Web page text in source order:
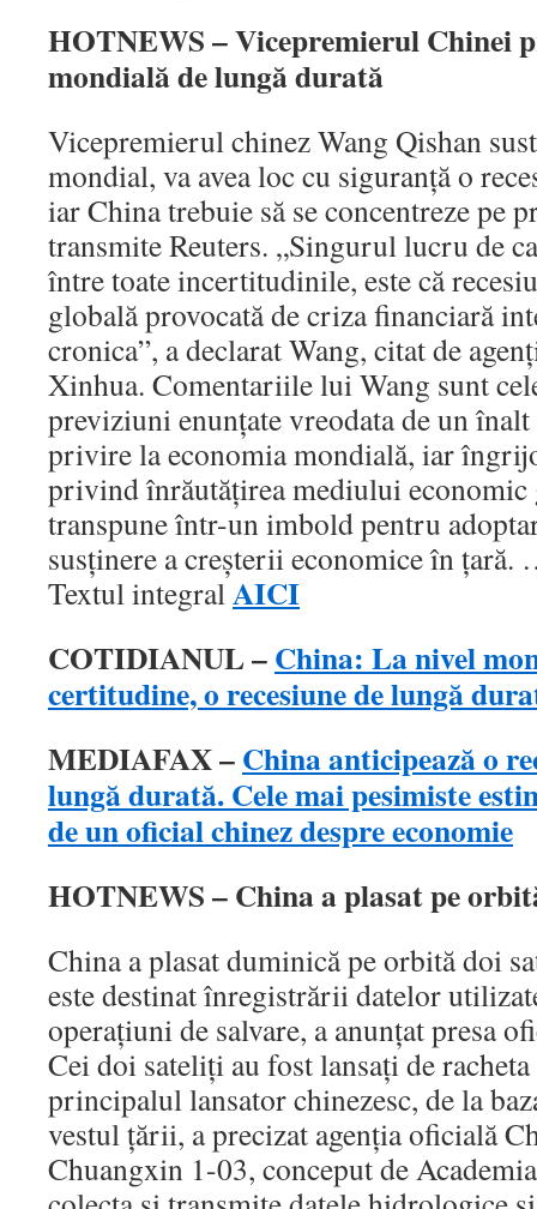
HOTNEWS – Vicepremierul Chinei
mondială de lungă durată
Vicepremierul chinez Wang Qishan
mondial, va avea loc cu siguranţă o
iar China trebuie să se concentreze pe
transmite Reuters. „Singurul lucru de
între toate incertitudinile, este că
globală provocată de criza financiară
cronica”, a declarat Wang, citat de
Xinhua. Comentariile lui Wang sunt
previziuni enunţate vreodata de un
privire la economia mondială, iar
privind înrăutăţirea mediului economic
transpune într-un imbold pentru
susţinere a creşterii economice în
Textul integralAICI
COTIDIANUL –China: La nivel
certitudine, o recesiune de lungă
MEDIAFAX –China anticipează o
lungă durată. Cele mai pesimiste
de un oficial chinez despre economie
HOTNEWS – China a plasat pe
China a plasat duminică pe orbită doi
este destinat înregistrării datelor
operaţiuni de salvare, a anunţat presa
Cei doi sateliţi au fost lansaţi de
principalul lansator chinezesc, de la
vestul ţării, a precizat agenţia oficială
Chuangxin 1-03, conceput de